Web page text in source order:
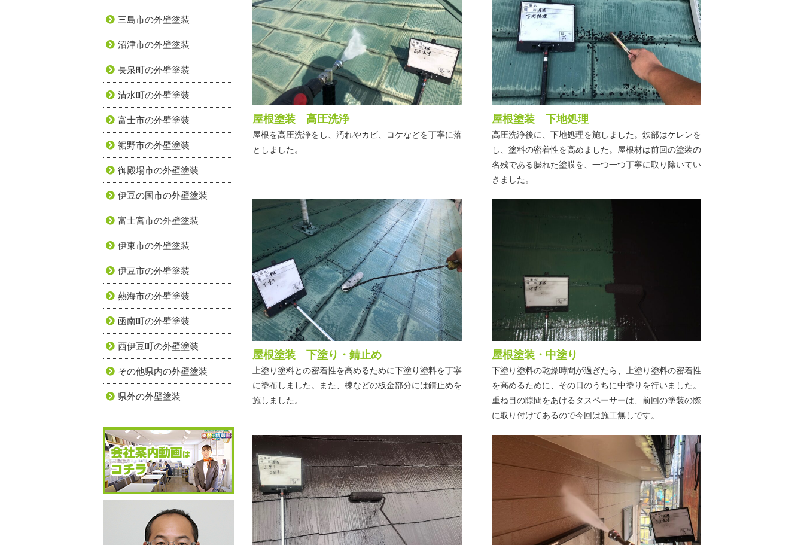
屋根塗装 高圧洗浄
屋根を高圧洗浄をし、汚れやカビ、コケなどを丁寧に落
としました。
屋根塗装 下地処理
高圧洗浄後に、下地処理を施しました。鉄部はケレンを
し、塗料の密着性を高めました。屋根材は前回の塗装の
名残である膨れた塗膜を、一つ一つ丁寧に取り除いてい
きました。
屋根塗装 下塗り・錆止め
上塗り塗料との密着性を高めるために下塗り塗料を丁寧
に塗布しました。また、棟などの板金部分には錆止めを
施しました。
屋根塗装・中塗り
下塗り塗料の乾燥時間が過ぎたら、上塗り塗料の密着性
を高めるために、その日のうちに中塗りを行いました。
重ね目の隙間をあけるタスペーサーは、前回の塗装の際
に取り付けてあるので今回は施工無しです。
三島市の外壁塗装
沼津市の外壁塗装
長泉町の外壁塗装
清水町の外壁塗装
富士市の外壁塗装
裾野市の外壁塗装
御殿場市の外壁塗装
伊豆の国市の外壁塗装
富士宮市の外壁塗装
伊東市の外壁塗装
伊豆市の外壁塗装
熱海市の外壁塗装
函南町の外壁塗装
西伊豆町の外壁塗装
その他県内の外壁塗装
県外の外壁塗装